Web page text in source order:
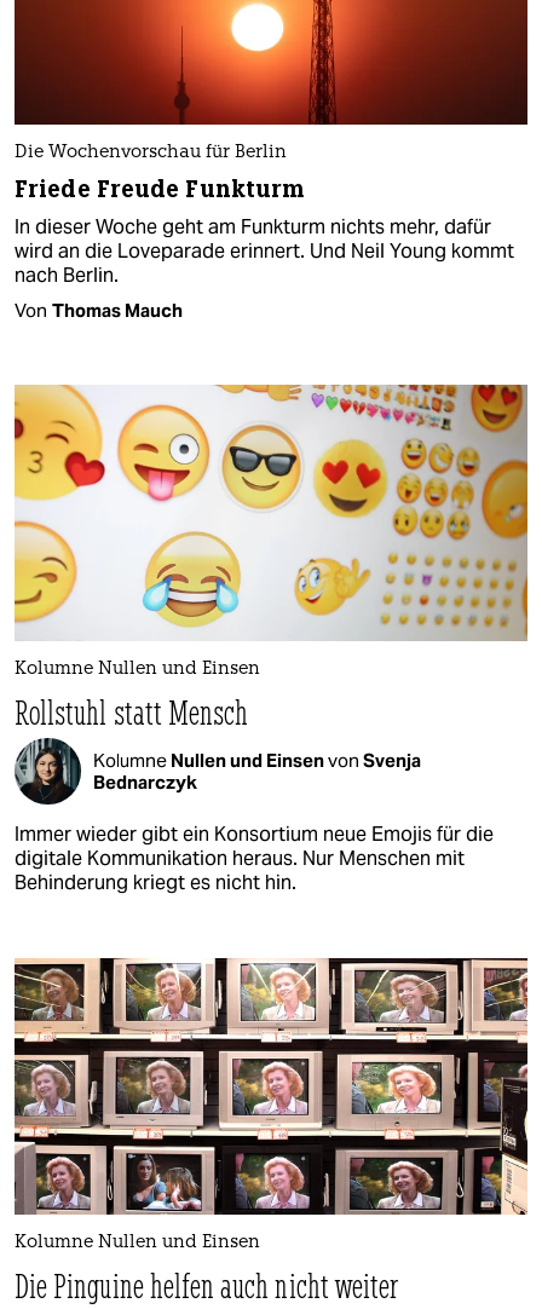
Die Wochenvorschau für Berlin
Friede Freude Funkturm
In dieser Woche geht am Funkturm nichts mehr, dafür
wird an die Loveparade erinnert. Und Neil Young kommt
nach Berlin.
Von Thomas Mauch
Kolumne Nullen und Einsen
Rollstuhl statt Mensch
Kolumne Nullen und Einsenvon Svenja
Bednarczyk
Immer wieder gibt ein Konsortium neue Emojis für die
digitale Kommunikation heraus. Nur Menschen mit
Behinderung kriegt es nicht hin.
Kolumne Nullen und Einsen
Die Pinguine helfen auch nicht weiter